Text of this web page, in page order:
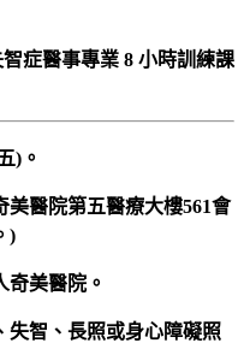
症醫事專業 8 小時訓練課
)。
醫院第五醫療大樓561會
)
美醫院。
失智、長照或身心障礙照